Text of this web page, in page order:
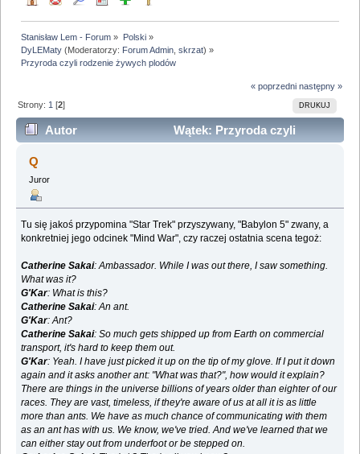
Stanisław Lem - Forum » Polski»
DyLEMaty (Moderatorzy: Forum Admin ,skrzat) »
Przyroda czyli rodzenie żywych plodów
« poprzedni następny »
DRUKUJ
Strony: 1 [2]
Autor
Wątek: Przyroda czyli
rodzenie żywych plodów (Przeczytany 38224 razy)
Q
Juror
Tu się jakoś przypomina "Star Trek" przyszywany, "Babylon 5" zwany, a
konkretniej jego odcinek "Mind War", czy raczej ostatnia scena tegoż:
Catherine Sakai: Ambassador. While I was out there, I saw something.
What was it?
G'Kar: What is this?
Catherine Sakai: An ant.
G'Kar: Ant?
Catherine Sakai: So much gets shipped up from Earth on commercial
transport, it's hard to keep them out.
G'Kar: Yeah. I have just picked it up on the tip of my glove. If I put it down
again and it asks another ant: "What was that?", how would it explain?
There are things in the universe billions of years older than eighter of our
races. They are vast, timeless, if they're aware of us at all it is as little
more than ants. We have as much chance of communicating with them
as an ant has with us. We know, we've tried. And we've learned that we
can either stay out from underfoot or be stepped on.